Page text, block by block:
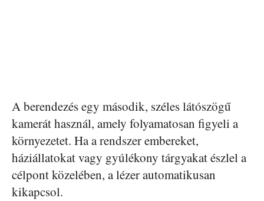
A berendezés egy második, széles látószögű
kamerát használ, amely folyamatosan figyeli a
környezetet. Ha a rendszer embereket,
háziállatokat vagy gyúlékony tárgyakat észlel a
célpont közelében, a lézer automatikusan
kikapcsol.